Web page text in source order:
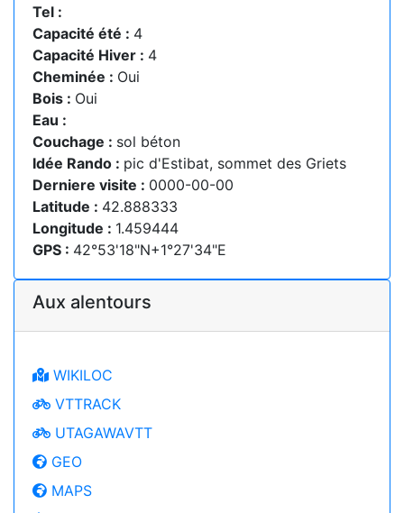
Tel :
Capacité été : 4
Capacité Hiver : 4
Cheminée : Oui
Bois : Oui
Eau :
Couchage : sol béton
Idée Rando : pic d'Estibat, sommet des Griets
Derniere visite : 0000-00-00
Latitude : 42.888333
Longitude : 1.459444
GPS : 42°53'18"N+1°27'34"E
Aux alentours
WIKILOC
VTTRACK
UTAGAWAVTT
GEO
MAPS